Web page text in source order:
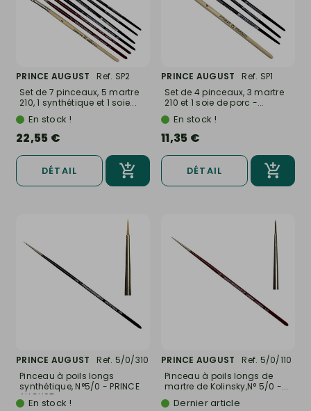
PRINCE AUGUST
Ref. SP2
Set de 7 pinceaux, 5 martre
210, 1 synthétique et 1 soie...
En stock !
22,55 €
DÉTAIL
PRINCE AUGUST
Ref. SP1
Set de 4 pinceaux, 3 martre
210 et 1 soie de porc -...
En stock !
11,35 €
DÉTAIL
PRINCE AUGUST
Ref. 5/0/310
Pinceau à poils longs
synthétique, N°5/0 - PRINCE
AUGUST...
En stock !
PRINCE AUGUST
Ref. 5/0/110
Pinceau à poils longs de
martre de Kolinsky,N° 5/0 -...
Dernier article